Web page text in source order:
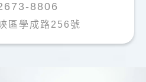
8806
區學成路256號